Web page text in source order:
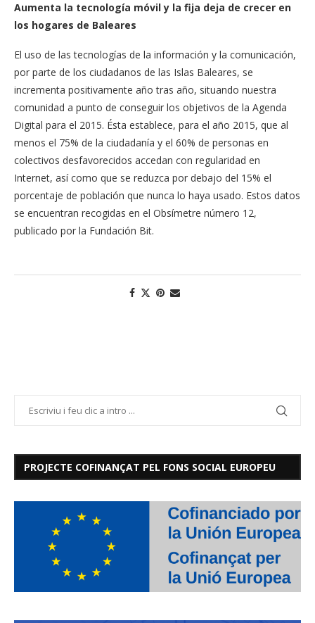
Aumenta la tecnología móvil y la fija deja de crecer en
los hogares de Baleares
El uso de las tecnologías de la información y la comunicación,
por parte de los ciudadanos de las Islas Baleares, se
incrementa positivamente año tras año, situando nuestra
comunidad a punto de conseguir los objetivos de la Agenda
Digital para el 2015. Ésta establece, para el año 2015, que al
menos el 75% de la ciudadanía y el 60% de personas en
colectivos desfavorecidos accedan con regularidad en
Internet, así como que se reduzca por debajo del 15% el
porcentaje de población que nunca lo haya usado. Estos datos
se encuentran recogidas en el Obsímetre número 12,
publicado por la Fundación Bit.
PROJECTE COFINANÇAT PEL FONS SOCIAL EUROPEU